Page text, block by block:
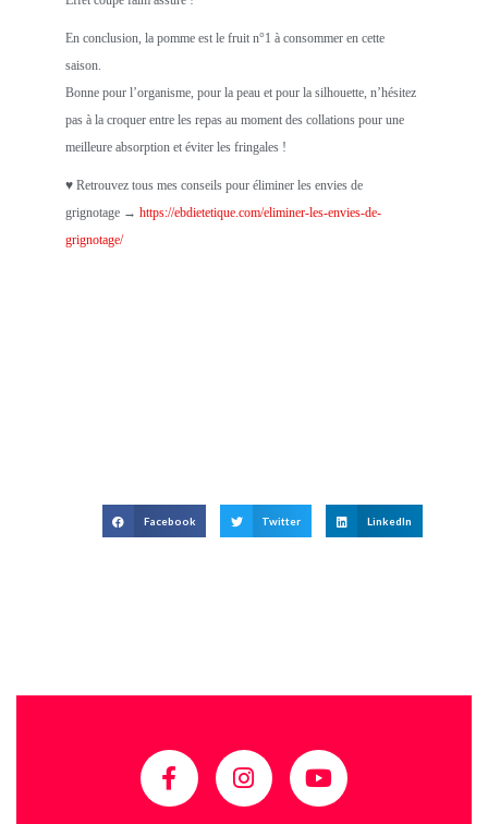
En conclusion, la pomme est le fruit n°1 à consommer en cette
saison.
Bonne pour l’organisme, pour la peau et pour la silhouette, n’hésitez
pas à la croquer entre les repas au moment des collations pour une
meilleure absorption et éviter les fringales !
♥ Retrouvez tous mes conseils pour éliminer les envies de
grignotage → https://ebdietetique.com/eliminer-les-envies-de-
grignotage/
Facebook Twitter LinkedIn